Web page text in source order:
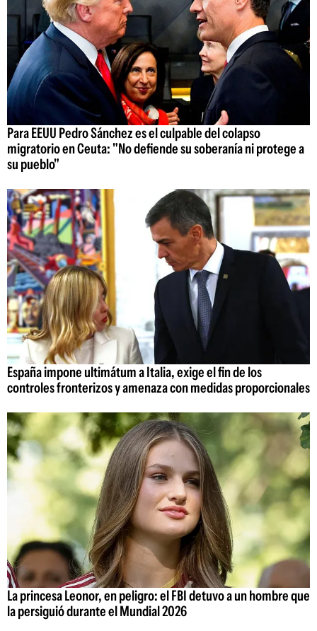
Para EEUU Pedro Sánchez es el culpable del colapso
migratorio en Ceuta: "No defiende su soberanía ni protege a
su pueblo"
España impone ultimátum a Italia, exige el fin de los
controles fronterizos y amenaza con medidas proporcionales
La princesa Leonor, en peligro: el FBI detuvo a un hombre que
la persiguió durante el Mundial 2026